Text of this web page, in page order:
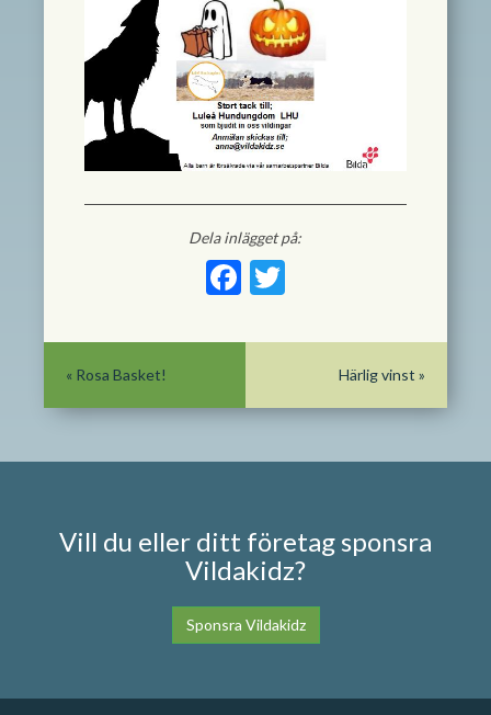
Dela inlägget på:
Facebook
Twitter
Härlig vinst »
« Rosa Basket!
Vill du eller ditt företag sponsra
Vildakidz?
Sponsra Vildakidz